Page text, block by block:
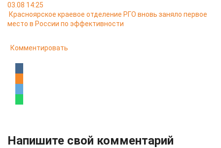
03.08 14:25
Красноярское краевое отделение РГО вновь заняло первое
место в России по эффективности
Комментировать
Напишите свой комментарий